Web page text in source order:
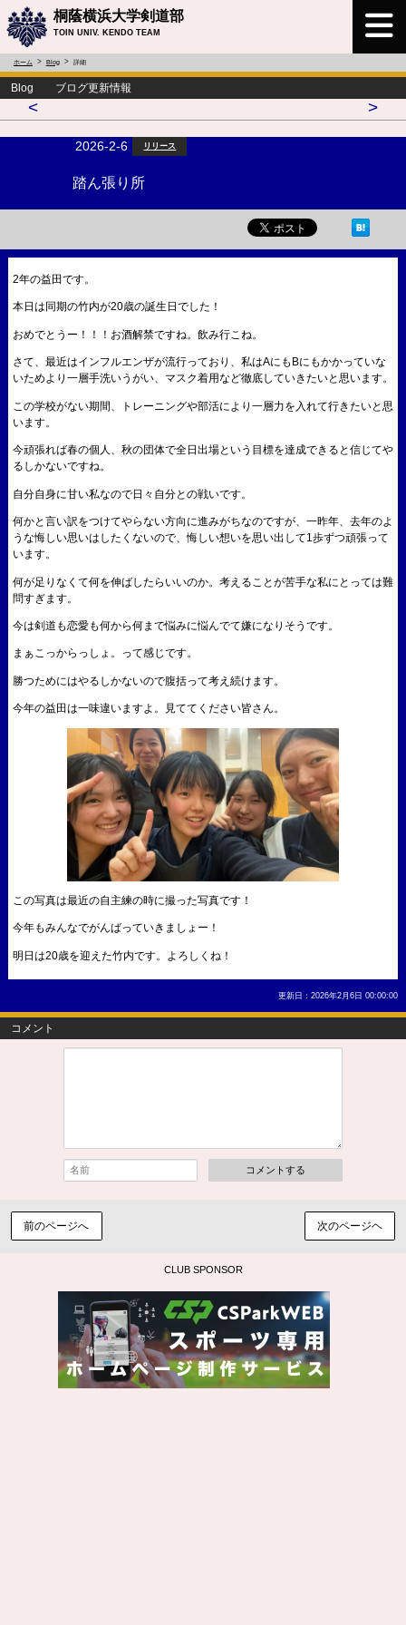
桐蔭横浜大学剣道部
TOIN UNIV. KENDO TEAM
ホーム Blog 詳細
Blog ブログ更新情報
< >
2026-2-6 リリース
踏ん張り所
2年の益田です。
本日は同期の竹内が20歳の誕生日でした！
おめでとうー！！！お酒解禁ですね。飲み行こね。
さて、最近はインフルエンザが流行っており、私はAにもBにもかかっていな
いためより一層手洗いうがい、マスク着用など徹底していきたいと思います。
この学校がない期間、トレーニングや部活により一層力を入れて行きたいと思
います。
今頑張れば春の個人、秋の団体で全日出場という目標を達成できると信じてや
るしかないですね。
自分自身に甘い私なので日々自分との戦いです。
何かと言い訳をつけてやらない方向に進みがちなのですが、一昨年、去年のよ
うな悔しい思いはしたくないので、悔しい想いを思い出して1歩ずつ頑張って
います。
何が足りなくて何を伸ばしたらいいのか。考えることが苦手な私にとっては難
問すぎます。
今は剣道も恋愛も何から何まで悩みに悩んでて嫌になりそうです。
まぁこっからっしょ。って感じです。
勝つためにはやるしかないので腹括って考え続けます。
今年の益田は一味違いますよ。見ててください皆さん。
この写真は最近の自主練の時に撮った写真です！
今年もみんなでがんばっていきましょー！
明日は20歳を迎えた竹内です。よろしくね！
更新日：2026年2月6日 00:00:00
コメント
コメントする
前のページへ 次のページヘ
CLUB SPONSOR